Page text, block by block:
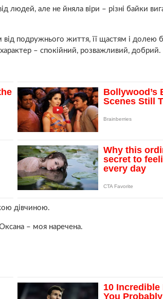
але не йняла віри – різні байки
подружнього життя, її щастям і долею
– спокійний, розважливий, добрий.
дівчиною.
– моя наречена.